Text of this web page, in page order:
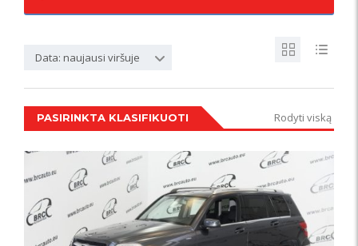
Data: naujausi viršuje
PASIRINKTA KLASIFIKUOTI Rodyti viską
IŠSKIRTINIS